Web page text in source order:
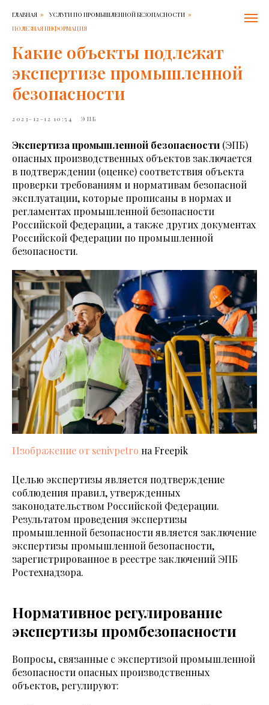
ГЛАВНАЯ » УСЛУГИ ПО ПРОМЫШЛЕННОЙ БЕЗОПАСНОСТИ »
ПОЛЕЗНАЯ ИНФОРМАЦИЯ
Какие объекты подлежат
экспертизе промышленной
безопасности
2023-12-12 10:54 ЭПБ
Экспертиза промышленной безопасности (ЭПБ)
опасных производственных объектов заключается
в подтверждении (оценке) соответствия объекта
проверки требованиям и нормативам безопасной
эксплуатации, которые прописаны в нормах и
регламентах промышленной безопасности
Российской Федерации, а также других документах
Российской Федерации по промышленной
безопасности.
Изображение от senivpetro на Freepik
Целью экспертизы является подтверждение
соблюдения правил, утвержденных
законодательством Российской Федерации.
Результатом проведения экспертизы
промышленной безопасности является заключение
экспертизы промышленной безопасности,
зарегистрированное в реестре заключений ЭПБ
Ростехнадзора.
Нормативное регулирование
экспертизы промбезопасности
Вопросы, связанные с экспертизой промышленной
безопасности опасных производственных
объектов, регулируют: